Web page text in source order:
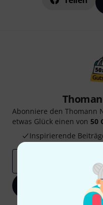
Abonniere den Thomann
etwas Glück einen von 50
Inspirierende